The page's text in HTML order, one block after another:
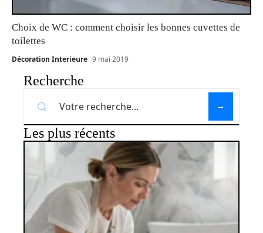
Choix de WC : comment choisir les bonnes cuvettes de
toilettes
Décoration Interieure 9 mai 2019
Recherche
Les plus récents